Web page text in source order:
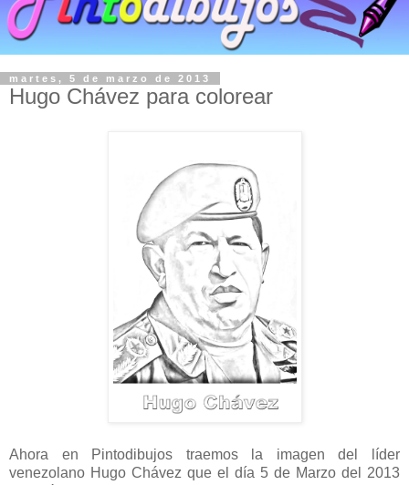
martes, 5 de marzo de 2013
Hugo Chávez para colorear
Ahora en Pintodibujos traemos la imagen del líder
venezolano Hugo Chávez que el día 5 de Marzo del 2013